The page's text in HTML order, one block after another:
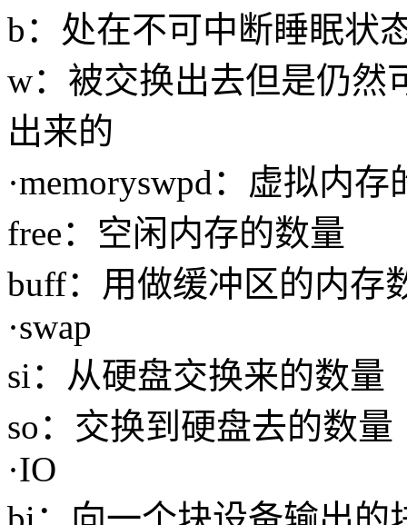
b：处在不可中断睡眠状
w：被交换出去但是仍然
出来的
·memoryswpd：虚拟内存
free：空闲内存的数量
buff：用做缓冲区的内存
·swap
si：从硬盘交换来的数量
so：交换到硬盘去的数量
·IO